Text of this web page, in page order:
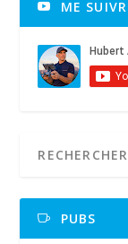
ME
PUBS